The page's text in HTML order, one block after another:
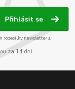
Přihlásit se
rozesílky newsletteru.
za 14 dní.